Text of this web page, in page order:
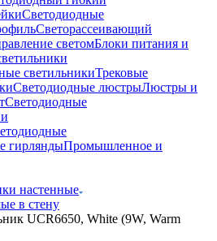
Светодиодные
Светорассеивающий
светомБлоки питания и
светильникиТрековые
Светодиодные люстрыЛюстры и
Светодиодные
гирляндыПромышленное и
настенные
в стену
UCR6650, White (9W, Warm